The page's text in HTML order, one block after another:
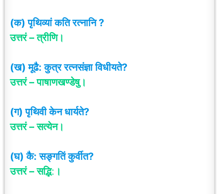
(क) पृथिव्यां कति रत्नानि ?
उत्तरं – त्रीणि।
(ख) मूढै: कुत्र रत्नसंज्ञा विधीयते?
उत्तरं – पाषाणखण्डेषु।
(ग) पृथिवी केन धार्यते?
उत्तरं – सत्येन।
(घ) कै: सङ्गतिं कुर्वीत?
उत्तरं – सद्भि: ।